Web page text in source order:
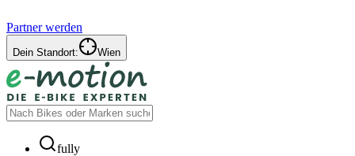
Partner werden
Dein Standort: Wien
fully